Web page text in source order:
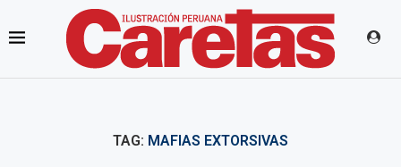
TAG: MAFIAS EXTORSIVAS